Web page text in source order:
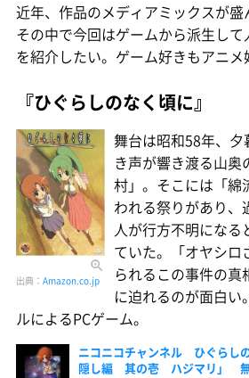
近年、作品のメディアミックスが盛
その中で今回はゲームから派生し
を紹介したい。ゲーム好きもアニ
『ひぐらしのなく頃に』
出典： Amazon.co.jp
舞台は昭和58年、
き声が響き渡る山奥
村」。そこには「綿
われる祭りがあり、
人が行方不明になる
ていた。「オヤシロ
られるこの事件の
に迫れるのが面白い
ルによるPCゲーム。
ニコニコチャンネル ひぐら
隠し編 其の壱 ハジマリ」 無